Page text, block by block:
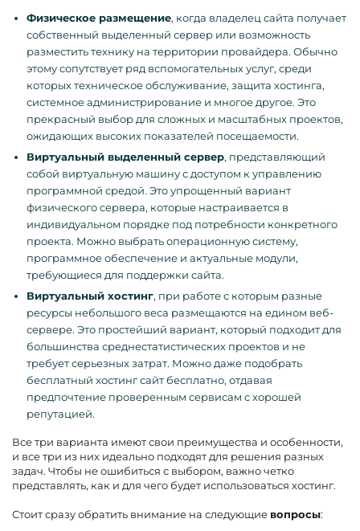
Физическое размещение, когда владелец сайта получает
собственный выделенный сервер или возможность
разместить технику на территории провайдера. Обычно
этому сопутствует ряд вспомогательных услуг, среди
которых техническое обслуживание, защита хостинга,
системное администрирование и многое другое. Это
прекрасный выбор для сложных и масштабных проектов,
ожидающих высоких показателей посещаемости.
Виртуальный выделенный сервер, представляющий
собой виртуальную машину с доступом к управлению
программной средой. Это упрощенный вариант
физического сервера, которые настраивается в
индивидуальном порядке под потребности конкретного
проекта. Можно выбрать операционную систему,
программное обеспечение и актуальные модули,
требующиеся для поддержки сайта.
Виртуальный хостинг, при работе с которым разные
ресурсы небольшого веса размещаются на едином веб-
сервере. Это простейший вариант, который подходит для
большинства среднестатистических проектов и не
требует серьезных затрат. Можно даже подобрать
бесплатный хостинг сайт бесплатно, отдавая
предпочтение проверенным сервисам с хорошей
репутацией.
Все три варианта имеют свои преимущества и особенности,
и все три из них идеально подходят для решения разных
задач. Чтобы не ошибиться с выбором, важно четко
представлять, как и для чего будет использоваться хостинг.
Стоит сразу обратить внимание на следующие вопросы: